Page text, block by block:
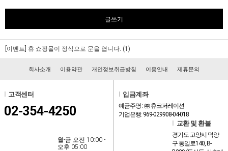
글쓰기
[이벤트] 휴 쇼핑몰이 정식으로 문을 엽니다. (1)
회사소개 이용약관 개인정보취급방침 이용안내 제휴문의
고객센터
02-354-4250
월-금 오전 10:00 -
오후 05:00
입금계좌
예금주명 : ㈜ 휴코퍼레이션
기업은행: 969-029908-04-018
교환 및 환불
경기도 고양시 덕양
구 통일로140, B-